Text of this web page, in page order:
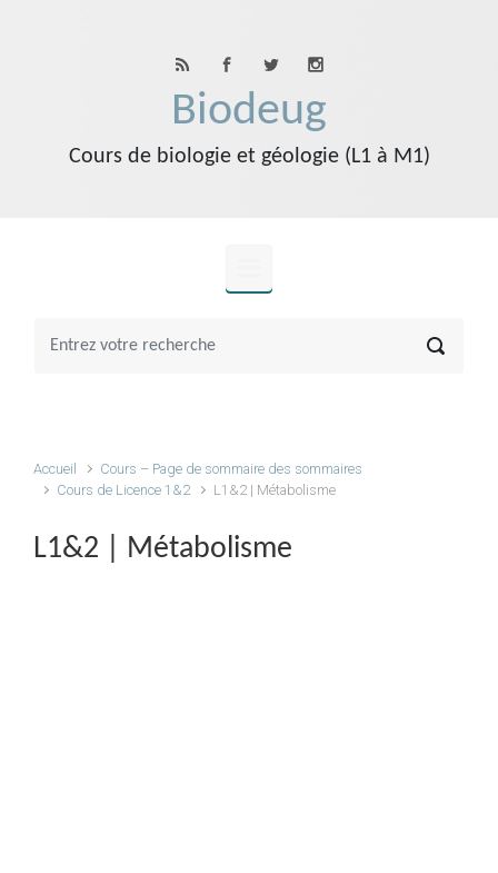
Biodeug
Cours de biologie et géologie (L1 à M1)
Accueil
Cours – Page de sommaire des sommaires
Cours de Licence 1&2
L1&2 | Métabolisme
L1&2 | Métabolisme